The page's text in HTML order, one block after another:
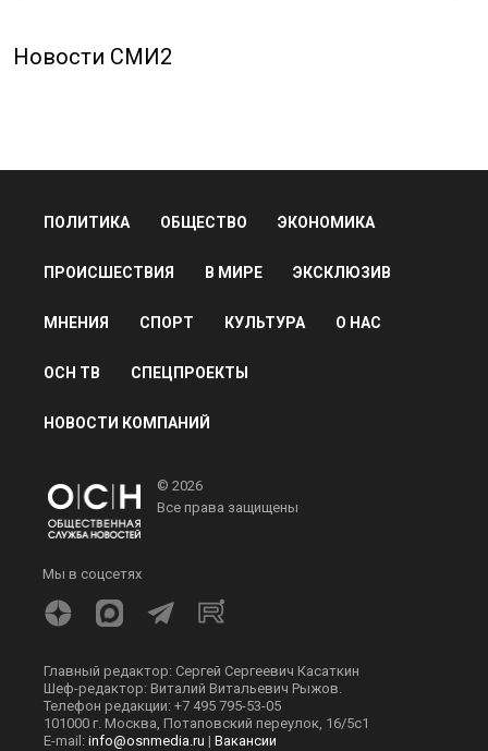
Новости СМИ2
ПОЛИТИКА ОБЩЕСТВО ЭКОНОМИКА
ПРОИСШЕСТВИЯ В МИРЕ ЭКСКЛЮЗИВ
МНЕНИЯ СПОРТ КУЛЬТУРА О НАС
ОСН ТВ СПЕЦПРОЕКТЫ
НОВОСТИ КОМПАНИЙ
© 2026
Все права защищены
Мы в соцсетях
Главный редактор: Сергей Сергеевич Касаткин
Шеф-редактор: Виталий Витальевич Рыжов.
Телефон редакции: +7 495 795-53-05
101000 г. Москва, Потаповский переулок, 16/5с1
E-mail: info@osnmedia.ru | Вакансии